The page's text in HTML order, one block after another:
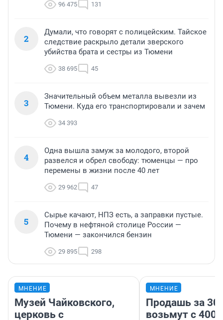
96 475 131
2
Думали, что говорят с полицейским. Тайское
следствие раскрыло детали зверского
убийства брата и сестры из Тюмени
38 695 45
3
Значительный объем металла вывезли из
Тюмени. Куда его транспортировали и зачем
34 393
4
Одна вышла замуж за молодого, второй
развелся и обрел свободу: тюменцы — про
перемены в жизни после 40 лет
29 962 47
5
Сырье качают, НПЗ есть, а заправки пустые.
Почему в нефтяной столице России —
Тюмени — закончился бензин
29 895 298
МНЕНИЕ
Музей Чайковского,
церковь с
МНЕНИЕ
Продашь за
возьмут с